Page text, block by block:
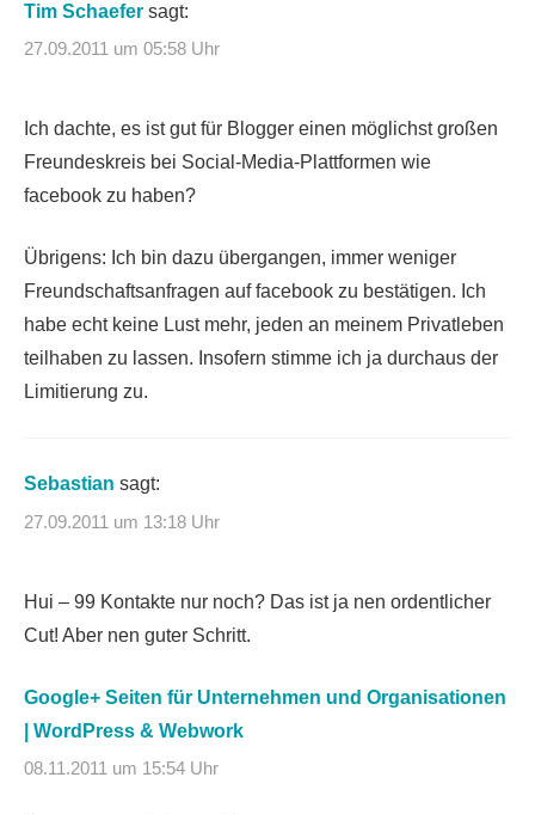
Tim Schaefer sagt:
27.09.2011 um 05:58 Uhr
Ich dachte, es ist gut für Blogger einen möglichst großen
Freundeskreis bei Social-Media-Plattformen wie
facebook zu haben?
Übrigens: Ich bin dazu übergangen, immer weniger
Freundschaftsanfragen auf facebook zu bestätigen. Ich
habe echt keine Lust mehr, jeden an meinem Privatleben
teilhaben zu lassen. Insofern stimme ich ja durchaus der
Limitierung zu.
Sebastian sagt:
27.09.2011 um 13:18 Uhr
Hui – 99 Kontakte nur noch? Das ist ja nen ordentlicher
Cut! Aber nen guter Schritt.
Google+ Seiten für Unternehmen und Organisationen
| WordPress & Webwork
08.11.2011 um 15:54 Uhr